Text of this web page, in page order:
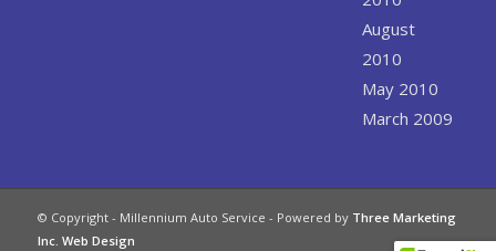
August
2010
May 2010
March 2009
© Copyright - Millennium Auto Service - Powered by Three Marketing
Inc. Web Design